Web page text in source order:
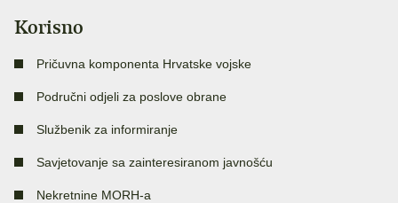
Korisno
Pričuvna komponenta Hrvatske vojske
Područni odjeli za poslove obrane
Službenik za informiranje
Savjetovanje sa zainteresiranom javnošću
Nekretnine MORH-a